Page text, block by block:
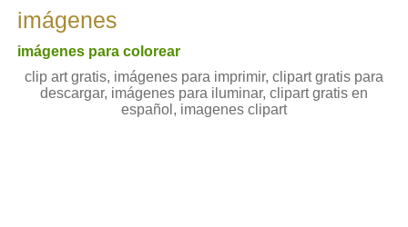
imágenes
imágenes para colorear
clip art gratis, imágenes para imprimir, clipart gratis para
descargar, imágenes para iluminar, clipart gratis en
español, imagenes clipart